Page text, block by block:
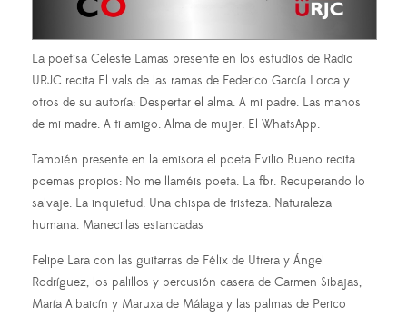
La poetisa Celeste Lamas presente en los estudios de Radio
URJC recita El vals de las ramas de Federico García Lorca y
otros de su autoría: Despertar el alma. A mi padre. Las manos
de mi madre. A ti amigo. Alma de mujer. El WhatsApp.
También presente en la emisora el poeta Evilio Bueno recita
poemas propios: No me llaméis poeta. La flor. Recuperando lo
salvaje. La inquietud. Una chispa de tristeza. Naturaleza
humana. Manecillas estancadas
Felipe Lara con las guitarras de Félix de Utrera y Ángel
Rodríguez, los palillos y percusión casera de Carmen Sibajas,
María Albaicín y Maruxa de Málaga y las palmas de Perico